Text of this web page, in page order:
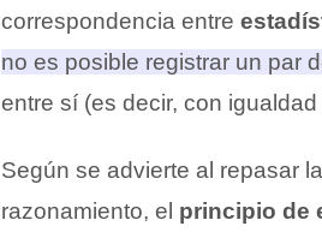
correspondencia entre
no es posible registrar un par
entre sí (es decir, con
Según se advierte al repasar
razonamiento, el principio de